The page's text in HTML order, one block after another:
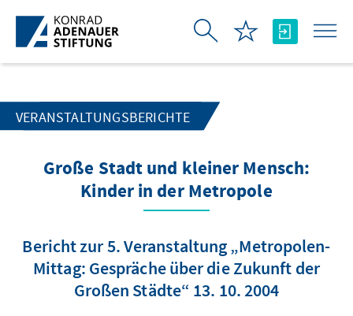
Zum Hauptinhalt springen
VERANSTALTUNGSBERICHTE
Große Stadt und kleiner Mensch:
Kinder in der Metropole
Bericht zur 5. Veranstaltung „Metropolen-
Mittag: Gespräche über die Zukunft der
Großen Städte“ 13. 10. 2004